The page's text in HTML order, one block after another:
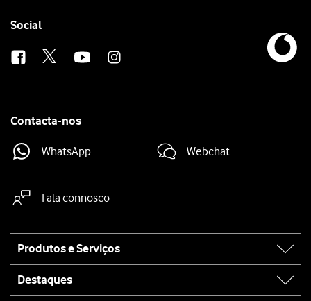
Follow
Social
Contacta-nos
WhatsApp Webchat
Fala connosco
map
Produtos e Serviços
Destaques